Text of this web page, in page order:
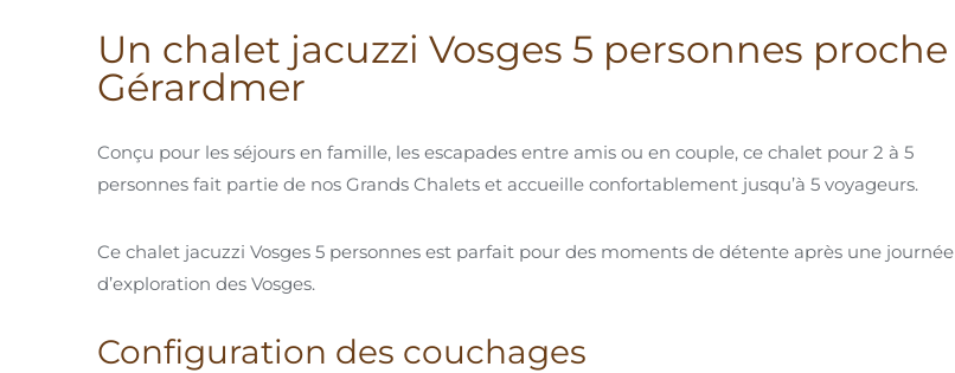
Un chalet jacuzzi Vosges 5 personnes proche
Gérardmer
Conçu pour les séjours en famille, les escapades entre amis ou en couple, ce chalet pour 2 à 5
personnes fait partie de nos Grands Chalets et accueille confortablement jusqu’à 5 voyageurs.
Ce chalet jacuzzi Vosges 5 personnes est parfait pour des moments de détente après une journée
d’exploration des Vosges.
Configuration des couchages